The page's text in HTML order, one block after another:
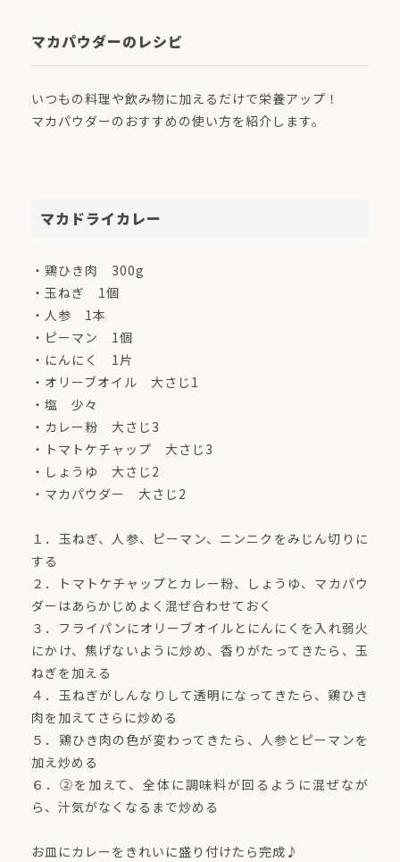
マカパウダーのレシピ
いつもの料理や飲み物に加えるだけで栄養アップ！
マカパウダーのおすすめの使い方を紹介します。
マカドライカレー
・鶏ひき肉 300g
・玉ねぎ 1個
・人参 1本
・ピーマン 1個
・にんにく 1片
・オリーブオイル 大さじ1
・塩 少々
・カレー粉 大さじ3
・トマトケチャップ 大さじ3
・しょうゆ 大さじ2
・マカパウダー 大さじ2
１．玉ねぎ、人参、ピーマン、ニンニクをみじん切りに
する
２．トマトケチャップとカレー粉、しょうゆ、マカパウ
ダーはあらかじめよく混ぜ合わせておく
３．フライパンにオリーブオイルとにんにくを入れ弱火
にかけ、焦げないように炒め、香りがたってきたら、玉
ねぎを加える
４．玉ねぎがしんなりして透明になってきたら、鶏ひき
肉を加えてさらに炒める
５．鶏ひき肉の色が変わってきたら、人参とピーマンを
加え炒める
６．②を加えて、全体に調味料が回るように混ぜなが
ら、汁気がなくなるまで炒める
お皿にカレーをきれいに盛り付けたら完成♪